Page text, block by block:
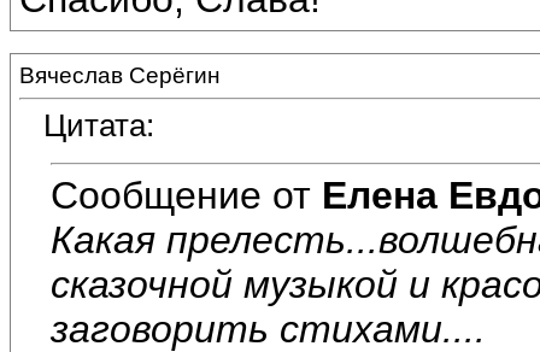
Вячеслав Серёгин
Цитата:
Сообщение от Елена
Какая
сказочной музыкой и
заговорить стихами....